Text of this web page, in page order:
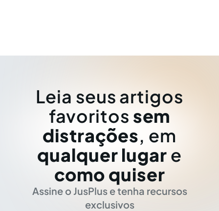
Leia seus artigos
favoritos sem
distrações, em
qualquer lugar e
como quiser
Assine o JusPlus e tenha recursos
exclusivos